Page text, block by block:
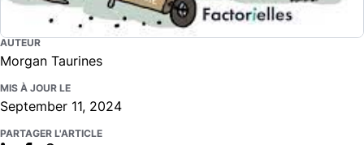
AUTEUR
Morgan Taurines
MIS À JOUR LE
September 11, 2024
PARTAGER L'ARTICLE